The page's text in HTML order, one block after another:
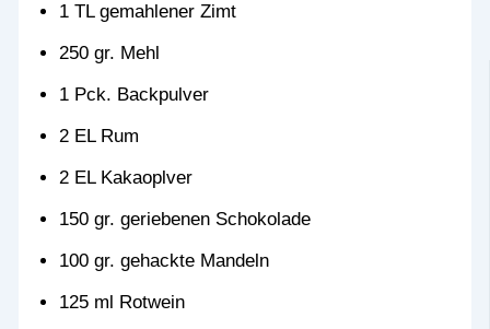
1 TL gemahlener Zimt
250 gr. Mehl
1 Pck. Backpulver
2 EL Rum
2 EL Kakaoplver
150 gr. geriebenen Schokolade
100 gr. gehackte Mandeln
125 ml Rotwein